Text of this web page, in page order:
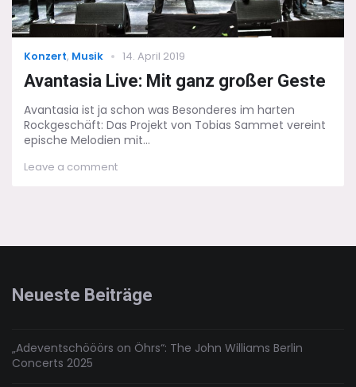
Categories
Konzert, Musik
Posted
14. April 2019
Avantasia Live: Mit ganz großer Geste
Avantasia ist ja schon was Besonderes im harten
Rockgeschäft: Das Projekt von Tobias Sammet vereint
epische Melodien mit...
Leave a commenton
Neueste Beiträge
„Adeventschööörs on Öhrs“: The John Williams Berlin
Concerts 2025